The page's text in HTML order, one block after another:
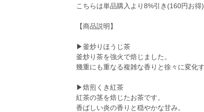
こちらは単品購入より8%引き(160円お得
【商品説明】
▶釜炒りほうじ茶
釜炒り茶を強火で焙じました。
幾重にも重なる複雑な香りと徐々に変化
▶焙煎くき紅茶
紅茶の茎を焙じたお茶です。
香ばしい炎の香りと穏やかな甘み。